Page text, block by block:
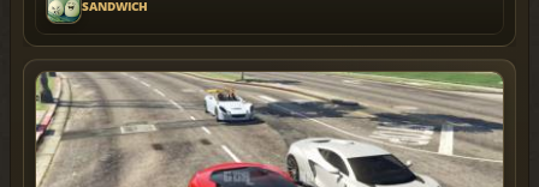
SANDWICH